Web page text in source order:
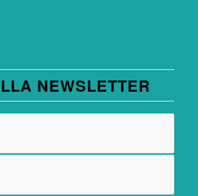
NEWSLETTER